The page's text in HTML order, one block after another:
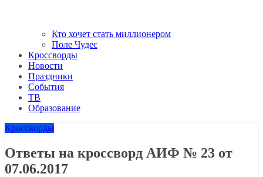
Кто хочет стать миллионером
Поле Чудес
Кроссворды
Новости
Праздники
События
ТВ
Образование
Кроссворды
Ответы на кроссворд АИФ № 23 от
07.06.2017